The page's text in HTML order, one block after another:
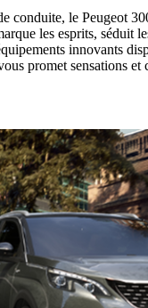
conduite, le Peugeot
les esprits, séduit
innovants
promet sensations